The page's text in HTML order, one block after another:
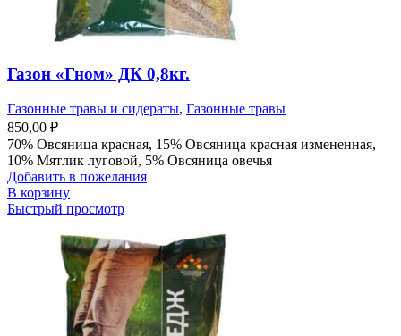
Газон «Гном» ДК 0,8кг.
Газонные травы и сидераты, Газонные травы
850,00 ₽
70% Овсяница красная, 15% Овсяница красная измененная,
10% Мятлик луговой, 5% Овсяница овечья
Добавить в пожелания
В корзину
Быстрый просмотр